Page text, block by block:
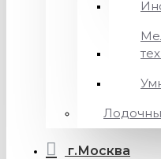
г.Москва